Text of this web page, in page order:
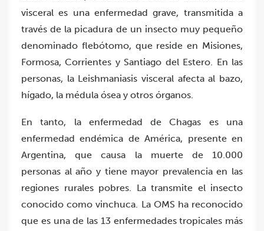
visceral es una enfermedad grave, transmitida a
través de la picadura de un insecto muy pequeño
denominado flebótomo, que reside en Misiones,
Formosa, Corrientes y Santiago del Estero. En las
personas, la Leishmaniasis visceral afecta al bazo,
hígado, la médula ósea y otros órganos.
En tanto, la enfermedad de Chagas es una
enfermedad endémica de América, presente en
Argentina, que causa la muerte de 10.000
personas al año y tiene mayor prevalencia en las
regiones rurales pobres. La transmite el insecto
conocido como vinchuca. La OMS ha reconocido
que es una de las 13 enfermedades tropicales más